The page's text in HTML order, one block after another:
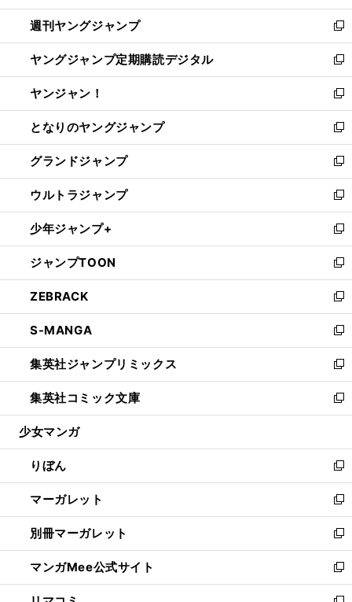
開
く
ウ
で
開
く
ン
ド
ウ
で
開
く
ウ
ィ
ン
ド
ウ
で
開
く
週刊ヤングジャンプ
新
し
い
ウ
ィ
ン
ド
ウ
で
開
く
ヤングジャンプ定期購読デジタル
新
し
い
ウ
ィ
ン
ド
ウ
で
開
く
ヤンジャン！
新
し
い
ウ
ィ
ン
ド
ウ
で
開
く
となりのヤングジャンプ
新
し
い
ウ
ィ
ン
ド
ウ
で
開
く
グランドジャンプ
新
し
い
ウ
ィ
ン
ド
ウ
で
開
く
ウルトラジャンプ
新
し
い
ウ
ィ
ン
ド
ウ
で
開
く
少年ジャンプ+
新
し
い
ウ
ィ
ン
ド
ウ
で
開
く
ジャンプTOON
新
し
い
ウ
ィ
ン
ド
ウ
で
開
ZEBRACK
新
し
い
ウ
ィ
ン
ド
ウ
開
く
S-MANGA
新
し
い
ウ
ィ
ン
ウ
で
開
く
集英社ジャンプリミックス
新
し
い
ウ
ン
ド
ウ
で
開
く
集英社コミック文庫
新
し
ウ
ィ
ン
ド
ウ
で
開
く
少女マンガ
りぼん
新
し
い
ウ
ィ
ン
ド
ウ
マーガレット
新
し
い
ウ
ィ
ン
別冊マーガレット
新
し
い
ウ
マンガMee公式サイト
新
し